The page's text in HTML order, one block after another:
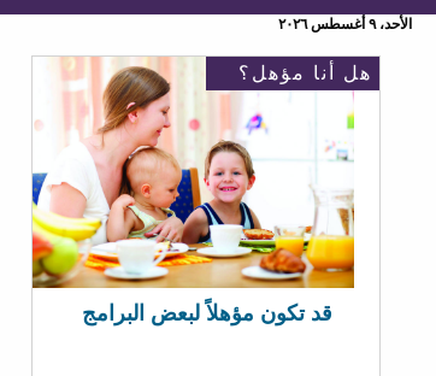
الأحد، ٩ أغسطس ٢٠٢٦
هل أنا مؤهل؟
قد تكون مؤهلاً لبعض البرامج